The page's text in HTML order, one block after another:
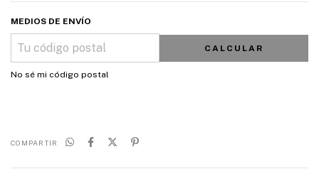
MEDIOS DE ENVÍO
CALCULAR
No sé mi código postal
COMPARTIR